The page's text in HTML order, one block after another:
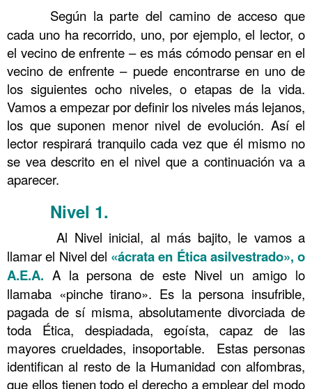
Según la parte del camino de acceso que
cada uno ha recorrido, uno, por ejemplo, el lector, o
el vecino de enfrente – es más cómodo pensar en el
vecino de enfrente – puede encontrarse en uno de
los siguientes ocho niveles, o etapas de la vida.
Vamos a empezar por definir los niveles más lejanos,
los que suponen menor nivel de evolución. Así el
lector respirará tranquilo cada vez que él mismo no
se vea descrito en el nivel que a continuación va a
aparecer.
Nivel 1.
Al Nivel inicial, al más bajito, le vamos a
llamar el Nivel del «ácrata en Ética asilvestrado», o
A.E.A. A la persona de este Nivel un amigo lo
llamaba «pinche tirano». Es la persona insufrible,
pagada de sí misma, absolutamente divorciada de
toda Ética, despiadada, egoísta, capaz de las
mayores crueldades, insoportable. Estas personas
identifican al resto de la Humanidad con alfombras,
que ellos tienen todo el derecho a emplear del modo